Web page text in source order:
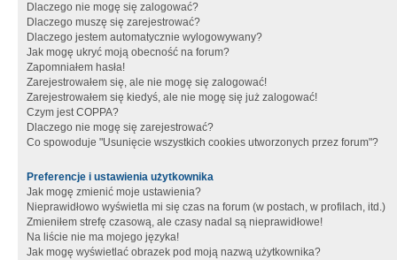
Dlaczego nie mogę się zalogować?
Dlaczego muszę się zarejestrować?
Dlaczego jestem automatycznie wylogowywany?
Jak mogę ukryć moją obecność na forum?
Zapomniałem hasła!
Zarejestrowałem się, ale nie mogę się zalogować!
Zarejestrowałem się kiedyś, ale nie mogę się już zalogować!
Czym jest COPPA?
Dlaczego nie mogę się zarejestrować?
Co spowoduje "Usunięcie wszystkich cookies utworzonych przez forum"?
Preferencje i ustawienia użytkownika
Jak mogę zmienić moje ustawienia?
Nieprawidłowo wyświetla mi się czas na forum (w postach, w profilach, itd.)
Zmieniłem strefę czasową, ale czasy nadal są nieprawidłowe!
Na liście nie ma mojego języka!
Jak mogę wyświetlać obrazek pod moją nazwą użytkownika?